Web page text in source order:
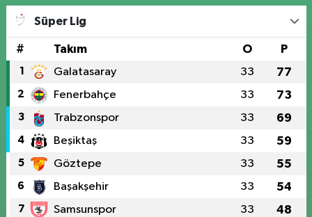
Süper Lig
# Takım O P
1 Galatasaray 33 77
2 Fenerbahçe 33 73
3 Trabzonspor 33 69
4 Beşiktaş 33 59
5 Göztepe 33 55
6 Başakşehir 33 54
7 Samsunspor 33 48